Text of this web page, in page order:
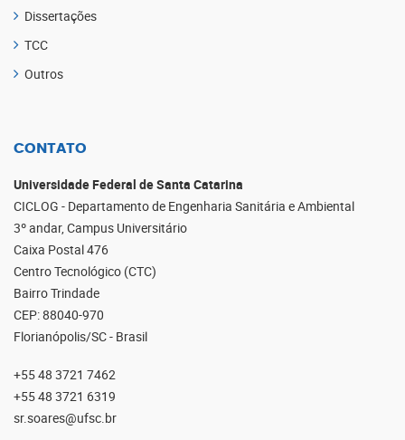
Dissertações
TCC
Outros
CONTATO
Universidade Federal de Santa Catarina
CICLOG - Departamento de Engenharia Sanitária e Ambiental
3º andar, Campus Universitário
Caixa Postal 476
Centro Tecnológico (CTC)
Bairro Trindade
CEP: 88040-970
Florianópolis/SC - Brasil
+55 48 3721 7462
+55 48 3721 6319
sr.soares@ufsc.br